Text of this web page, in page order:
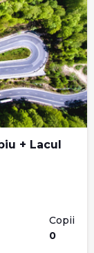
+ Lacul
Copii
0